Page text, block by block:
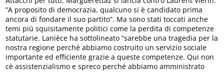
”A proposito di democrazia, qualcuno si è candidato prima
ancora di fondare il suo partito”. Ma sono stati toccati anche
temi più squisitamente politici come la perdita di competenze
statutarie. Lanièce ha sottolineato ”sarebbe una tragedia per la
nostra regione perché abbiamo costruito un servizio sociale
importante ed efficiente grazie a queste competenze. Qui non
cè assistenzialismo e spreco perché abbiamo amministrato